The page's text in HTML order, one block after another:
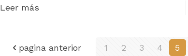
Leer más
pagina anterior 1 2 3 4 5